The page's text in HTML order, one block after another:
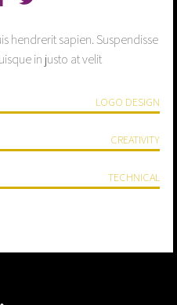
hendrerit sapien. Suspendisse
in justo at velit.
LOGO DESIGN
CREATIVITY
TECHNICAL